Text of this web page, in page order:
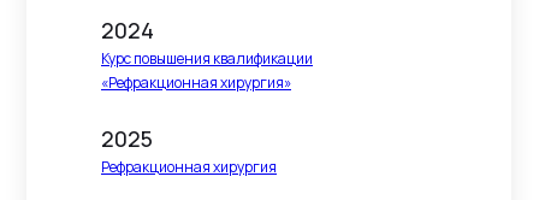
2025
Рефракционная хирургия
2024
Курс повышения квалификации
«Рефракционная хирургия»